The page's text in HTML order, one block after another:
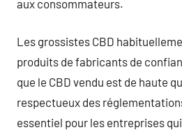
aux consommateurs.
Les grossistes CBD
produits de fabricants de
que le CBD vendu est de haute
respectueux des
essentiel pour les entreprises